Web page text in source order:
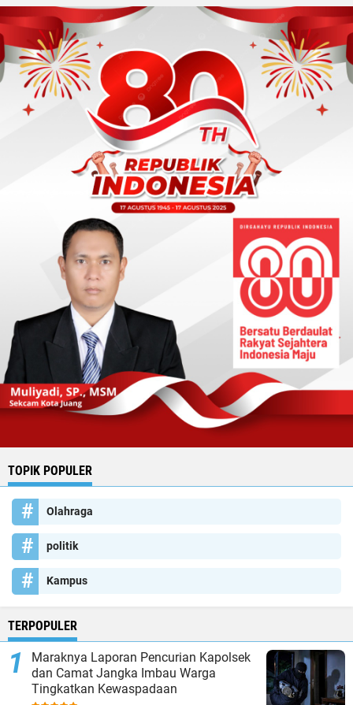
TOPIK POPULER
Olahraga
politik
Kampus
TERPOPULER
Maraknya Laporan Pencurian Kapolsek
dan Camat Jangka Imbau Warga
Tingkatkan Kewaspadaan